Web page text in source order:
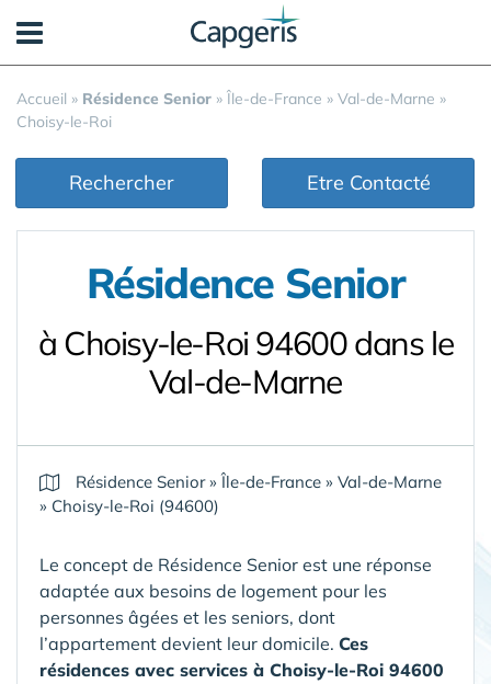
Accueil » Résidence Senior » Île-de-France » Val-de-Marne »
Choisy-le-Roi
Rechercher Etre Contacté
Résidence Senior
à Choisy-le-Roi 94600 dans le
Val-de-Marne
Résidence Senior»Île-de-France » Val-de-Marne
» Choisy-le-Roi (94600)
Le concept de Résidence Senior est une réponse
adaptée aux besoins de logement pour les
personnes âgées et les seniors, dont
l’appartement devient leur domicile. Ces
résidences avec services à Choisy-le-Roi 94600